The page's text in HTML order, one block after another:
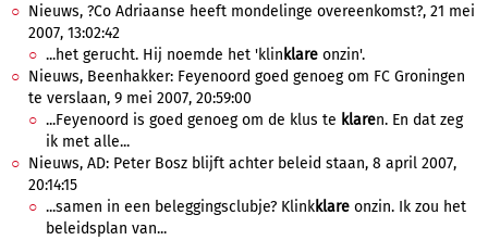
Nieuws, ?Co Adriaanse heeft mondelinge overeenkomst?, 21 mei
2007, 13:02:42
...het gerucht. Hij noemde het 'klin klare onzin'.
Nieuws, Beenhakker: Feyenoord goed genoeg om FC Groningen
te verslaan, 9 mei 2007, 20:59:00
...Feyenoord is goed genoeg om de klus te klaren. En dat zeg
ik met alle...
Nieuws, AD: Peter Bosz blijft achter beleid staan, 8 april 2007,
20:14:15
...samen in een beleggingsclubje? Klinkklare onzin. Ik zou het
beleidsplan van...